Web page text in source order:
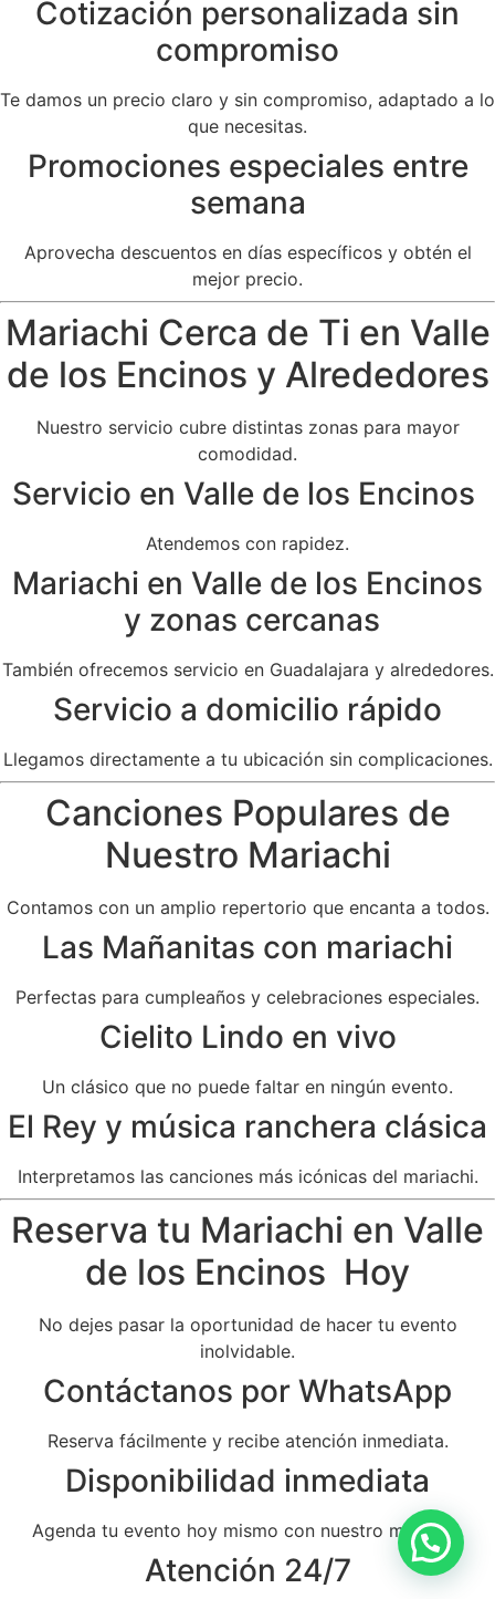
Cotización personalizada sin
compromiso
Te damos un precio claro y sin compromiso, adaptado a lo
que necesitas.
Promociones especiales entre
semana
Aprovecha descuentos en días específicos y obtén el
mejor precio.
Mariachi Cerca de Ti en Valle
de los Encinos y Alrededores
Nuestro servicio cubre distintas zonas para mayor
comodidad.
Servicio en Valle de los Encinos
Atendemos con rapidez.
Mariachi en Valle de los Encinos
y zonas cercanas
También ofrecemos servicio en Guadalajara y alrededores.
Servicio a domicilio rápido
Llegamos directamente a tu ubicación sin complicaciones.
Canciones Populares de
Nuestro Mariachi
Contamos con un amplio repertorio que encanta a todos.
Las Mañanitas con mariachi
Perfectas para cumpleaños y celebraciones especiales.
Cielito Lindo en vivo
Un clásico que no puede faltar en ningún evento.
El Rey y música ranchera clásica
Interpretamos las canciones más icónicas del mariachi.
Reserva tu Mariachi en Valle
de los Encinos Hoy
No dejes pasar la oportunidad de hacer tu evento
inolvidable.
Contáctanos por WhatsApp
Reserva fácilmente y recibe atención inmediata.
Disponibilidad inmediata
Agenda tu evento hoy mismo con nuestro mariachi.
Atención 24/7